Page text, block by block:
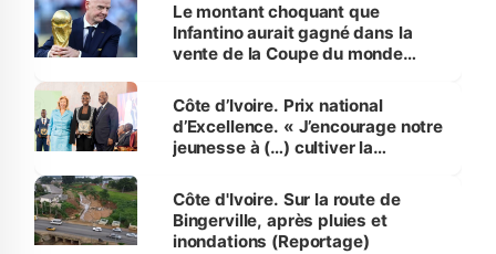
Le montant choquant que
Infantino aurait gagné dans la
vente de la Coupe du monde
Côte d’Ivoire. Prix national
d’Excellence. « J’encourage notre
jeunesse à (…) cultiver la
(Alassane Ouattara
Côte d'Ivoire. Sur la route de
Bingerville, après pluies et
inondations (Reportage)